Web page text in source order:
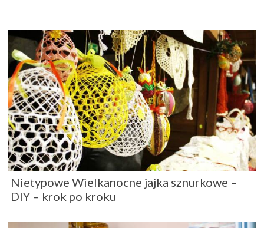
Nietypowe Wielkanocne jajka sznurkowe –
DIY – krok po kroku